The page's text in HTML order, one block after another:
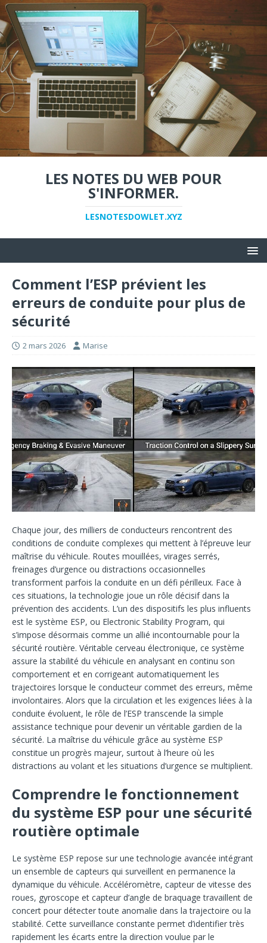
LES NOTES DU WEB POUR
S'INFORMER.
LESNOTESDOWLET.XYZ
Comment l’ESP prévient les
erreurs de conduite pour plus de
sécurité
2 mars 2026 Marise
Chaque jour, des milliers de conducteurs rencontrent des
conditions de conduite complexes qui mettent à l’épreuve leur
maîtrise du véhicule. Routes mouillées, virages serrés,
freinages d’urgence ou distractions occasionnelles
transforment parfois la conduite en un défi périlleux. Face à
ces situations, la technologie joue un rôle décisif dans la
prévention des accidents. L’un des dispositifs les plus influents
est le système ESP, ou Electronic Stability Program, qui
s’impose désormais comme un allié incontournable pour la
sécurité routière. Véritable cerveau électronique, ce système
assure la stabilité du véhicule en analysant en continu son
comportement et en corrigeant automatiquement les
trajectoires lorsque le conducteur commet des erreurs, même
involontaires. Alors que la circulation et les exigences liées à la
conduite évoluent, le rôle de l’ESP transcende la simple
assistance technique pour devenir un véritable gardien de la
sécurité. La maîtrise du véhicule grâce au système ESP
constitue un progrès majeur, surtout à l’heure où les
distractions au volant et les situations d’urgence se multiplient.
Comprendre le fonctionnement
du système ESP pour une sécurité
routière optimale
Le système ESP repose sur une technologie avancée intégrant
un ensemble de capteurs qui surveillent en permanence la
dynamique du véhicule. Accéléromètre, capteur de vitesse des
roues, gyroscope et capteur d’angle de braquage travaillent de
concert pour détecter toute anomalie dans la trajectoire ou la
stabilité. Cette surveillance constante permet d’identifier très
rapidement les écarts entre la direction voulue par le